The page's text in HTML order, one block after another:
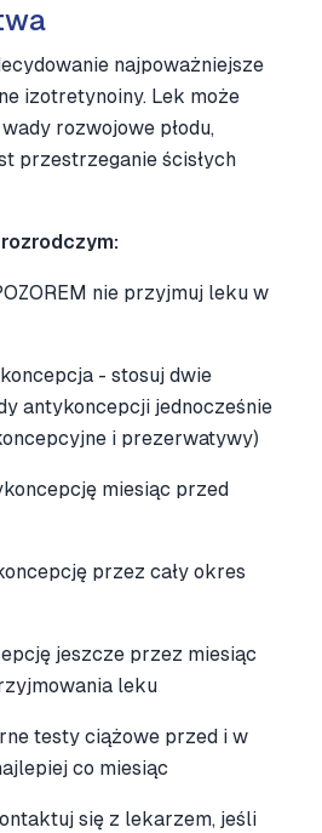
najpoważniejsze
izotretynoiny. Lek może
rozwojowe płodu,
przestrzeganie ścisłych
nie przyjmuj leku w
- stosuj dwie
antykoncepcji jednocześnie
i prezerwatywy)
miesiąc przed
przez cały okres
jeszcze przez miesiąc
leku
testy ciążowe przed i w
co miesiąc
się z lekarzem, jeśli